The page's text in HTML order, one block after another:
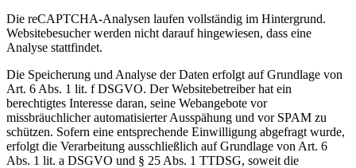
Die reCAPTCHA-Analysen laufen vollständig im Hintergrund.
Websitebesucher werden nicht darauf hingewiesen, dass eine
Analyse stattfindet.
Die Speicherung und Analyse der Daten erfolgt auf Grundlage von
Art. 6 Abs. 1 lit. f DSGVO. Der Websitebetreiber hat ein
berechtigtes Interesse daran, seine Webangebote vor
missbräuchlicher automatisierter Ausspähung und vor SPAM zu
schützen. Sofern eine entsprechende Einwilligung abgefragt wurde,
erfolgt die Verarbeitung ausschließlich auf Grundlage von Art. 6
Abs. 1 lit. a DSGVO und § 25 Abs. 1 TTDSG, soweit die